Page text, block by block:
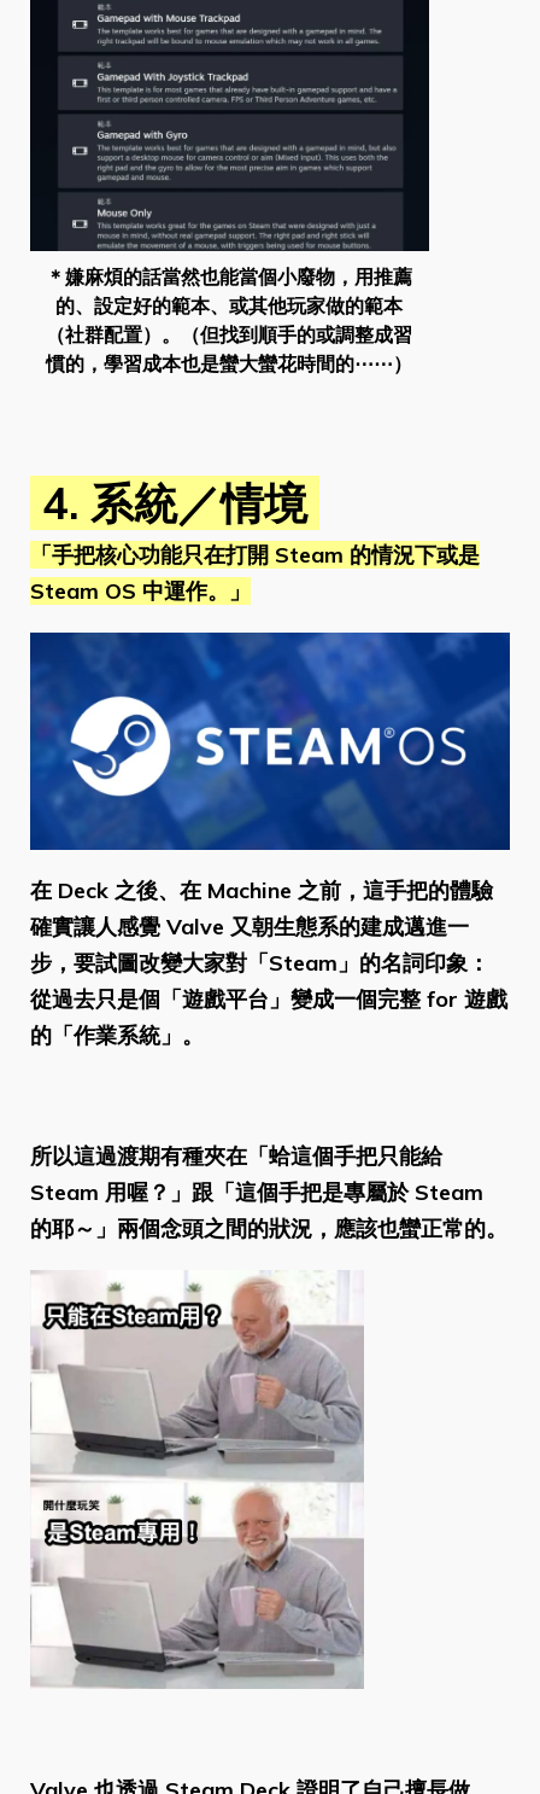
＊嫌麻煩的話當然也能當個小廢物，用推薦
的、設定好的範本、或其他玩家做的範本
（社群配置）。（但找到順手的或調整成習
慣的，學習成本也是蠻大蠻花時間的⋯⋯）
4. 系統／情境
「手把核心功能只在打開 Steam 的情況下或是
Steam OS 中運作。」
在 Deck 之後、在 Machine 之前，這手把的體驗
確實讓人感覺 Valve 又朝生態系的建成邁進一
步，要試圖改變大家對「Steam」的名詞印象：
從過去只是個「遊戲平台」變成一個完整 for 遊戲
的「作業系統」。
所以這過渡期有種夾在「蛤這個手把只能給
Steam 用喔？」跟「這個手把是專屬於 Steam
的耶～」兩個念頭之間的狀況，應該也蠻正常的。